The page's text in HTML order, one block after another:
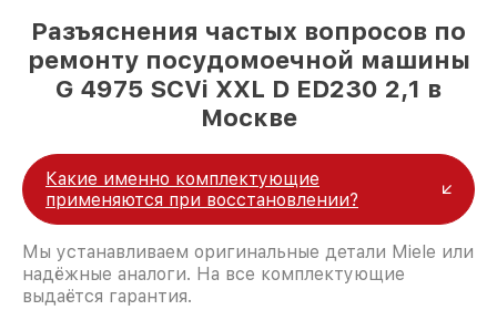
Разъяснения частых вопросов по
ремонту посудомоечной машины
G 4975 SCVi XXL D ED230 2,1 в
Москве
Какие именно комплектующие
применяются при восстановлении?
Мы устанавливаем оригинальные детали Miele или
надёжные аналоги. На все комплектующие
выдаётся гарантия.